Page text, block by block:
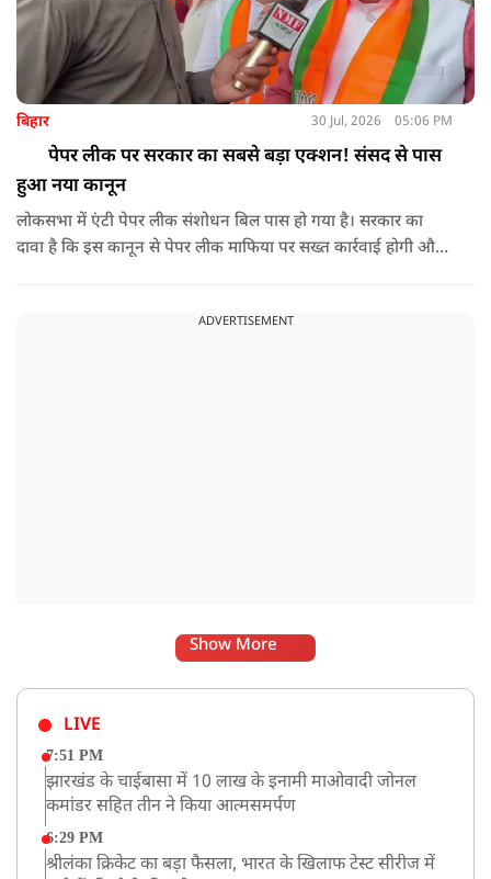
बिहार 30 Jul, 2026 05:06 PM
पेपर लीक पर सरकार का सबसे बड़ा एक्शन! संसद से पास
हुआ नया कानून
लोकसभा में एंटी पेपर लीक संशोधन बिल पास हो गया है। सरकार का
दावा है कि इस कानून से पेपर लीक माफिया पर सख्त कार्रवाई होगी और
लीक रुकेगा या अभी भी कई चुनौतियां बाकी हैं?
ADVERTISEMENT
Show More
LIVE
7:51 PM
झारखंड के चाईबासा में 10 लाख के इनामी माओवादी जोनल
कमांडर सहित तीन ने किया आत्मसमर्पण
6:29 PM
श्रीलंका क्रिकेट का बड़ा फैसला, भारत के खिलाफ टेस्ट सीरीज में